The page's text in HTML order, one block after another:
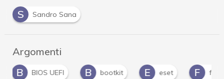
S
Sandro Sana
Argomenti
B
bootkit E eset F firmware F